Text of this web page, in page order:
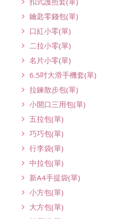
鑰匙零錢包(單)
口紅小零(單)
二拉小零(單)
名片小零(單)
6.5吋大滑手機套(單)
拉鍊散步包(單)
小開口三用包(單)
五拉包(單)
巧巧包(單)
行李袋(單)
中拉包(單)
新A4手提袋(單)
小方包(單)
大方包(單)